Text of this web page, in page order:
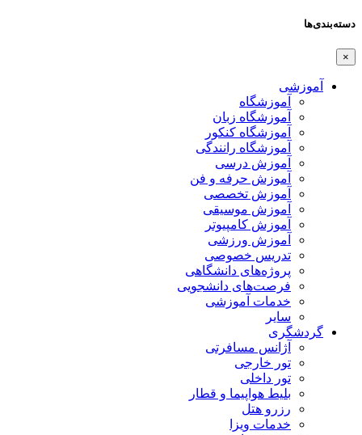
دسته‌بندی‌ها
×
آموزشی
آموزشگاه
آموزشگاه زبان
آموزشگاه کنکور
آموزشگاه رانندگی
آموزش درسی
آموزش حرفه و فن
آموزش تخصصی
آموزش موسیقی
آموزش کامپیوتر
آموزش ورزشی
تدریس خصوصی
پروژه‌های دانشگاهی
فرصت‌های دانشجویی
خدمات آموزشی
سایر
گردشگری
آژانس مسافرتی
تور خارجی
تور داخلی
بلیط هواپیما و قطار
رزرو هتل
خدمات ویزا